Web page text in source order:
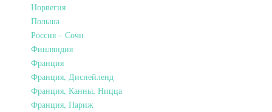
Норвегия
Польша
Россия – Сочи
Финляндия
Франция
Франция, Диснейленд
Франция, Канны, Ницца
Франция, Париж